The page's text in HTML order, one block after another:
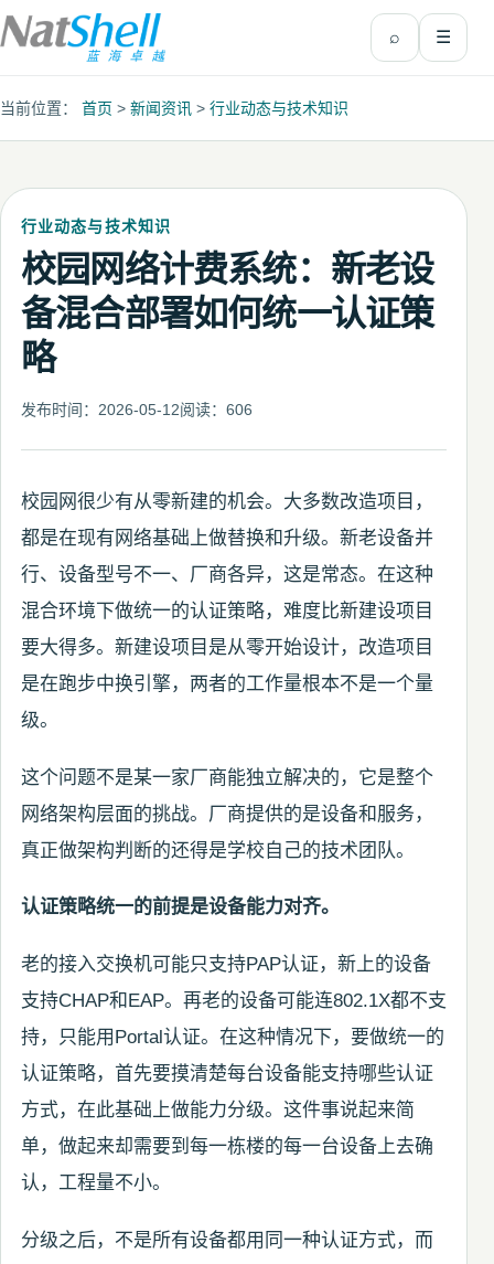
返回首页
⌕ ☰
当前位置： 首页 > 新闻资讯 > 行业动态与技术知识
行业动态与技术知识
校园网络计费系统：新老设
备混合部署如何统一认证策
略
发布时间：2026-05-12阅读： 606
校园网很少有从零新建的机会。大多数改造项目，
都是在现有网络基础上做替换和升级。新老设备并
行、设备型号不一、厂商各异，这是常态。在这种
混合环境下做统一的认证策略，难度比新建设项目
要大得多。新建设项目是从零开始设计，改造项目
是在跑步中换引擎，两者的工作量根本不是一个量
级。
这个问题不是某一家厂商能独立解决的，它是整个
网络架构层面的挑战。厂商提供的是设备和服务，
真正做架构判断的还得是学校自己的技术团队。
认证策略统一的前提是设备能力对齐。
老的接入交换机可能只支持PAP认证，新上的设备
支持CHAP和EAP。再老的设备可能连802.1X都不支
持，只能用Portal认证。在这种情况下，要做统一的
认证策略，首先要摸清楚每台设备能支持哪些认证
方式，在此基础上做能力分级。这件事说起来简
单，做起来却需要到每一栋楼的每一台设备上去确
认，工程量不小。
分级之后，不是所有设备都用同一种认证方式，而